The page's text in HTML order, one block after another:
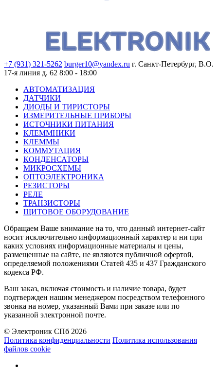
+7 (931) 321-5262 burger10@yandex.ru г. Санкт-Петербург, В.О.
17-я линия д. 62 8:00 - 18:00
АВТОМАТИЗАЦИЯ
ДАТЧИКИ
ДИОДЫ И ТИРИСТОРЫ
ИЗМЕРИТЕЛЬНЫЕ ПРИБОРЫ
ИСТОЧНИКИ ПИТАНИЯ
КЛЕММНИКИ
КЛЕММЫ
КОММУТАЦИЯ
КОНДЕНСАТОРЫ
МИКРОСХЕМЫ
ОПТОЭЛЕКТРОНИКА
РЕЗИСТОРЫ
РЕЛЕ
ТРАНЗИСТОРЫ
ЩИТОВОЕ ОБОРУДОВАНИЕ
Обращаем Ваше внимание на то, что данный интернет-сайт
носит исключительно информационный характер и ни при
каких условиях информационные материалы и цены,
размещенные на сайте, не являются публичной офертой,
определяемой положениями Статей 435 и 437 Гражданского
кодекса РФ.
Ваш заказ, включая стоимость и наличие товара, будет
подтвержден нашим менеджером посредством телефонного
звонка на номер, указанный Вами при заказе или по
указанной электронной почте.
© Электроник СПб 2026
Политика конфиденциальности Политика использования
файлов cookie